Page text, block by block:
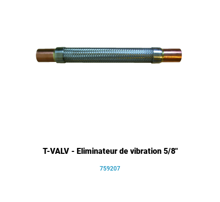
T-VALV - Eliminateur de vibration 5/8"
759207